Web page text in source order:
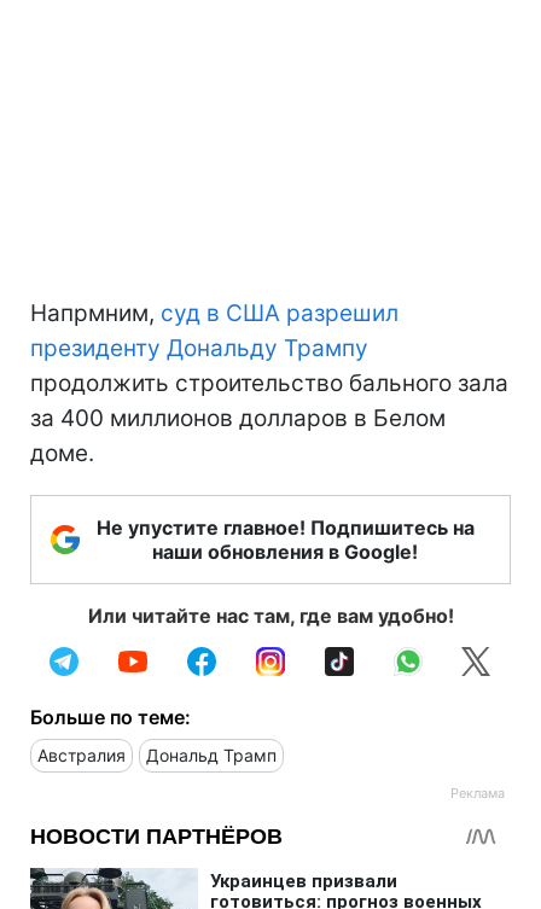
Напрмним, суд в США разрешил
президенту Дональду Трампу
продолжить строительство бального зала
за 400 миллионов долларов в Белом
доме.
Не упустите главное! Подпишитесь на
наши обновления в Google!
Или читайте нас там, где вам удобно!
Больше по теме:
Австралия Дональд Трамп